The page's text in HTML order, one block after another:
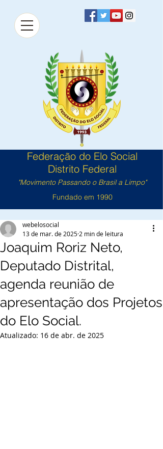
Federação do Elo Social
Distrito Federal
"Movimento Passando o Brasil a Limpo"
Fundado em 1990
Joaquim Roriz Neto,
Deputado Distrital,
agenda reunião de
apresentação dos Projetos
do Elo Social.
webelosocial
13 de mar. de 2025 2 min de leitura
Atualizado: 16 de abr. de 2025